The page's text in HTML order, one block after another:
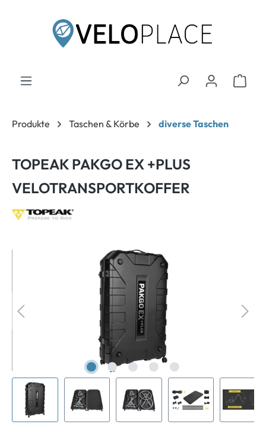
Produkte Taschen & Körbe diverse Taschen
TOPEAK PAKGO EX +PLUS
VELOTRANSPORTKOFFER